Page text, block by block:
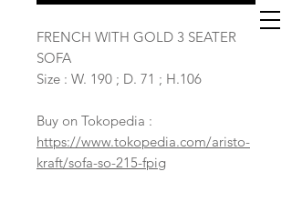
FRENCH WITH GOLD 3 SEATER
SOFA
Size : W. 190 ; D. 71 ; H.106
Buy on Tokopedia :
https://www.tokopedia.com/aristo-
kraft/sofa-so-215-fpig